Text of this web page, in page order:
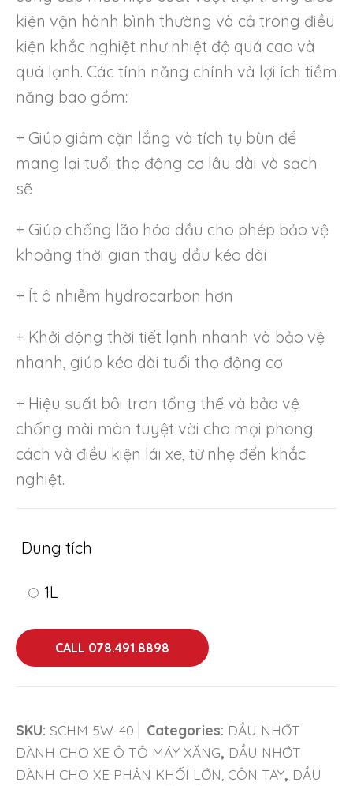
kiện vận hành bình thường và cả trong điều
kiện khắc nghiệt như nhiệt độ quá cao và
quá lạnh. Các tính năng chính và lợi ích tiềm
năng bao gồm:
+ Giúp giảm cặn lắng và tích tụ bùn để
mang lại tuổi thọ động cơ lâu dài và sạch
sẽ
+ Giúp chống lão hóa dầu cho phép bảo vệ
khoảng thời gian thay dầu kéo dài
+ Ít ô nhiễm hydrocarbon hơn
+ Khởi động thời tiết lạnh nhanh và bảo vệ
nhanh, giúp kéo dài tuổi thọ động cơ
+ Hiệu suất bôi trơn tổng thể và bảo vệ
chống mài mòn tuyệt vời cho mọi phong
cách và điều kiện lái xe, từ nhẹ đến khắc
nghiệt.
Dung tích
1L
CALL 078.491.8898
SKU: SCHM 5W-40 Categories: DẦU NHỚT
DÀNH CHO XE Ô TÔ MÁY XĂNG, DẦU NHỚT
DÀNH CHO XE PHÂN KHỐI LỚN, CÔN TAY, DẦU